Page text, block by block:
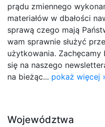
prądu zmiennego
materiałów w dbałości
sprawą czego mają
wam sprawnie służyć
użytkowania. Zachęcamy
się na naszego
na bieżąc... pokaż więcej
Województwa